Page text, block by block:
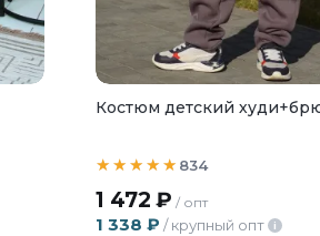
Костюм детский
834
1 472 ₽ / опт
1 338 ₽ / крупный опт i